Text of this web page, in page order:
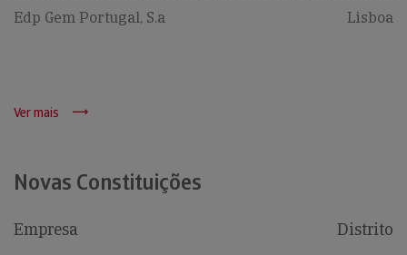
Edp Gem Portugal, S.a Lisboa
Ver mais
Novas Constituições
Empresa Distrito